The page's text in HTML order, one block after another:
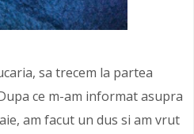
sa trecem la partea
ce m-am informat asupra
am facut un dus si am vrut